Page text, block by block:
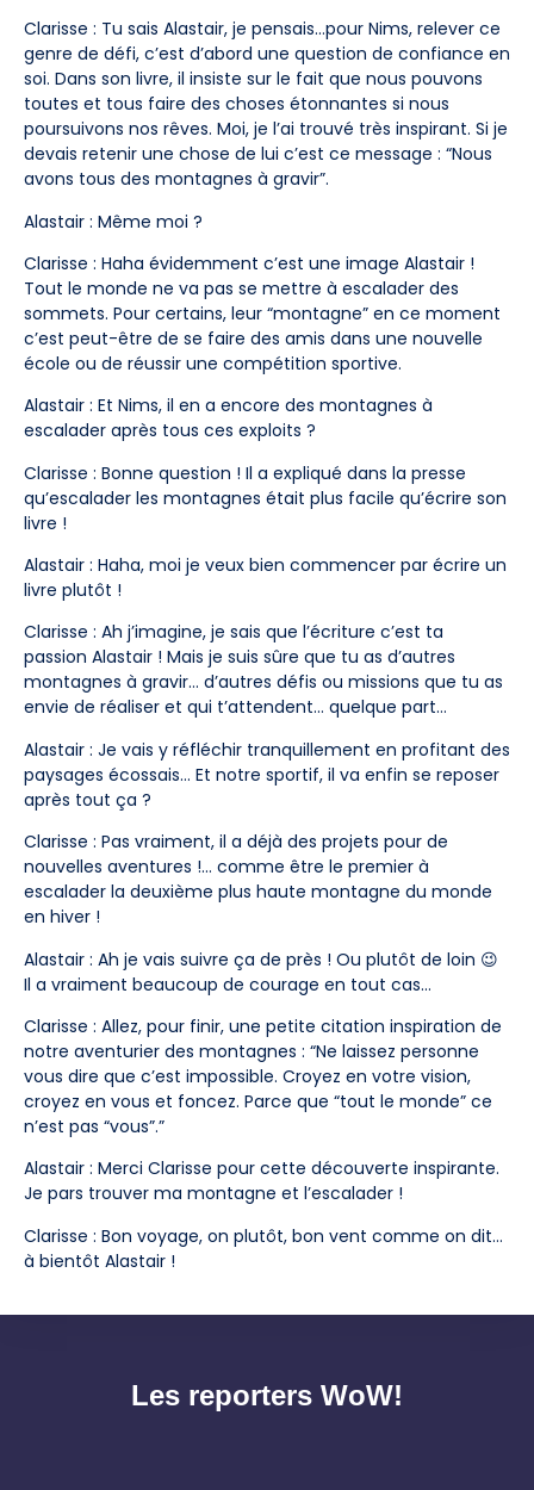
Clarisse : Tu sais Alastair, je pensais…pour Nims, relever ce
genre de défi, c’est d’abord une question de confiance en
soi. Dans son livre, il insiste sur le fait que nous pouvons
toutes et tous faire des choses étonnantes si nous
poursuivons nos rêves. Moi, je l’ai trouvé très inspirant. Si je
devais retenir une chose de lui c’est ce message : “Nous
avons tous des montagnes à gravir”.
Alastair : Même moi ?
Clarisse : Haha évidemment c’est une image Alastair !
Tout le monde ne va pas se mettre à escalader des
sommets. Pour certains, leur “montagne” en ce moment
c’est peut-être de se faire des amis dans une nouvelle
école ou de réussir une compétition sportive.
Alastair : Et Nims, il en a encore des montagnes à
escalader après tous ces exploits ?
Clarisse : Bonne question ! Il a expliqué dans la presse
qu’escalader les montagnes était plus facile qu’écrire son
livre !
Alastair : Haha, moi je veux bien commencer par écrire un
livre plutôt !
Clarisse : Ah j’imagine, je sais que l’écriture c’est ta
passion Alastair ! Mais je suis sûre que tu as d’autres
montagnes à gravir… d’autres défis ou missions que tu as
envie de réaliser et qui t’attendent… quelque part…
Alastair : Je vais y réfléchir tranquillement en profitant des
paysages écossais… Et notre sportif, il va enfin se reposer
après tout ça ?
Clarisse : Pas vraiment, il a déjà des projets pour de
nouvelles aventures !… comme être le premier à
escalader la deuxième plus haute montagne du monde
en hiver !
Alastair : Ah je vais suivre ça de près ! Ou plutôt de loin 😉
Il a vraiment beaucoup de courage en tout cas…
Clarisse : Allez, pour finir, une petite citation inspiration de
notre aventurier des montagnes : “Ne laissez personne
vous dire que c’est impossible. Croyez en votre vision,
croyez en vous et foncez. Parce que “tout le monde” ce
n’est pas “vous”.”
Alastair : Merci Clarisse pour cette découverte inspirante.
Je pars trouver ma montagne et l’escalader !
Clarisse : Bon voyage, on plutôt, bon vent comme on dit…
à bientôt Alastair !
Les reporters WoW!